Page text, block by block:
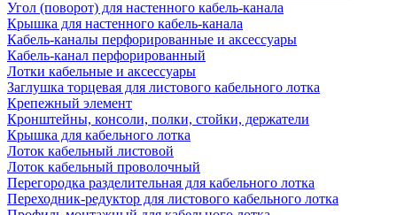
Угол (поворот) для настенного кабель-канала
Крышка для настенного кабель-канала
Кабель-каналы перфорированные и аксессуары
Кабель-канал перфорированный
Лотки кабельные и аксессуары
Заглушка торцевая для листового кабельного лотка
Крепежный элемент
Кронштейны, консоли, полки, стойки, держатели
Крышка для кабельного лотка
Лоток кабельный листовой
Лоток кабельный проволочный
Перегородка разделительная для кабельного лотка
Переходник-редуктор для листового кабельного лотка